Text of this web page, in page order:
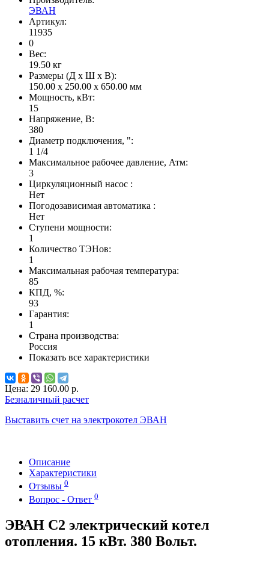
ЭВАН
Артикул:
11935
0
Вес:
19.50 кг
Размеры (Д x Ш x В):
150.00 x 250.00 x 650.00 мм
Мощность, кВт:
15
Напряжение, В:
380
Диаметр подключения, ":
1 1/4
Максимальное рабочее давление, Атм:
3
Циркуляционный насос :
Нет
Погодозависимая автоматика :
Нет
Ступени мощности:
1
Количество ТЭНов:
1
Максимальная рабочая температура:
85
КПД, %:
93
Гарантия:
1
Страна производства:
Россия
Показать все характеристики
Цена: 29 160.00 р.
Безналичный расчет
Выставить счет на электрокотел ЭВАН
Описание
Характеристики
Отзывы 0
Вопрос - Ответ 0
ЭВАН С2 электрический котел
отопления. 15 кВт. 380 Вольт.